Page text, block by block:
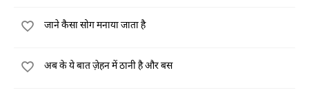
जाने कैसा सोग मनाया जाता है
अब के ये बात ज़ेहन में ठानी है और बस